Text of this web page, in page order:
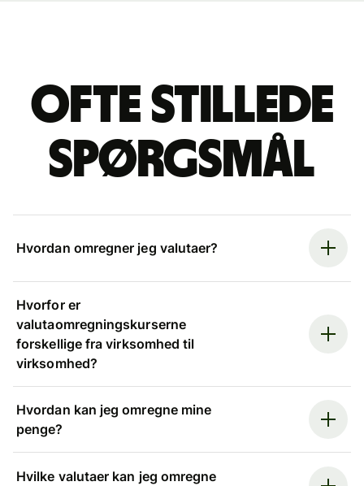
Ofte stillede
spørgsmål
Hvordan omregner jeg valutaer?
Hvorfor er
valutaomregningskurserne
forskellige fra virksomhed til
virksomhed?
Hvordan kan jeg omregne mine
penge?
Hvilke valutaer kan jeg omregne